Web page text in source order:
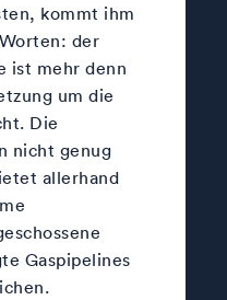
kommt ihm
der
ist mehr denn
um die
Die
nicht genug
allerhand
Gaspipelines